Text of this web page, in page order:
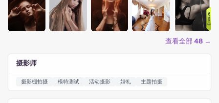
查看全部 48 →
摄影师
摄影棚拍摄 模特测试 活动摄影 婚礼 主题拍摄